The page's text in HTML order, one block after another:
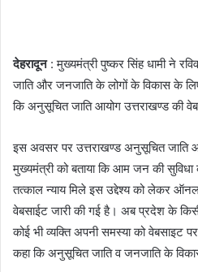
देहरादून: मुख्यमंत्री पुष्कर सिंह धामी ने
जाति और जनजाति के लोगों के विकास के
कि अनुसूचित जाति आयोग उत्तराखण्ड की
इस अवसर पर उत्तराखण्ड अनुसूचित जाति
मुख्यमंत्री को बताया कि आम जन की सुविधा
तत्काल न्याय मिले इस उद्देश्य को लेकर
वेबसाईट जारी की गई है। अब प्रदेश के
कोई भी व्यक्ति अपनी समस्या को वेबसाइट
कहा कि अनुसूचित जाति व जनजाति के